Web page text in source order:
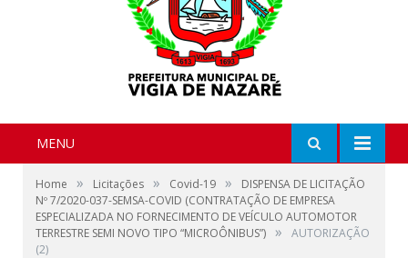
MENU
Home » Licitações » Covid-19 »
DISPENSA DE LICITAÇÃO
Nº 7/2020-037-SEMSA-COVID (CONTRATAÇÃO DE EMPRESA
ESPECIALIZADA NO FORNECIMENTO DE VEÍCULO AUTOMOTOR
TERRESTRE SEMI NOVO TIPO “MICROÔNIBUS”) »
AUTORIZAÇÃO
(2)